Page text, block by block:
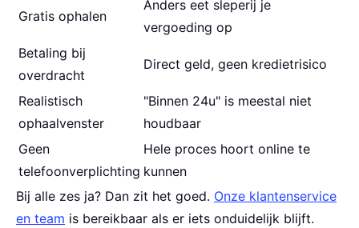
Gratis ophalen
Anders eet sleperij je
vergoeding op
Betaling bij
overdracht
Direct geld, geen kredietrisico
Realistisch
ophaalvenster
"Binnen 24u" is meestal niet
houdbaar
Geen
telefoonverplichting
Hele proces hoort online te
kunnen
Bij alle zes ja? Dan zit het goed. Onze klantenservice
en team is bereikbaar als er iets onduidelijk blijft.